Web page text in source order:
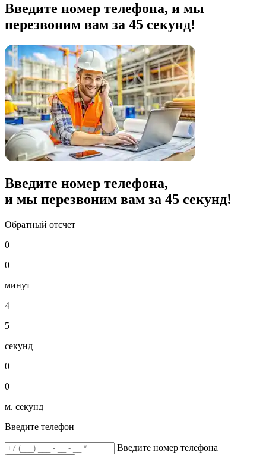
Введите номер телефона, и мы
перезвоним вам за 45 секунд!
Введите номер телефона,
и мы перезвоним вам за 45 секунд!
Обратный отсчет
0
0
минут
4
5
секунд
0
0
м. секунд
Введите телефон
Введите номер телефона